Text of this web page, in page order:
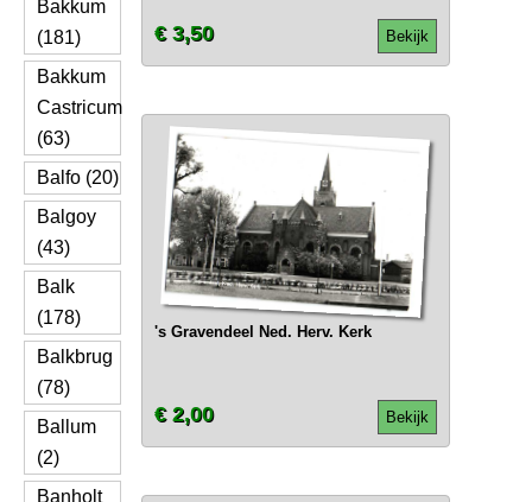
Bakkum
(181)
Bakkum
Castricum
(63)
Balfo (20)
Balgoy
(43)
Balk
(178)
Balkbrug
(78)
Ballum
(2)
Banholt
Bekijk
€ 3,50
's Gravendeel Ned. Herv. Kerk
Bekijk
€ 2,00